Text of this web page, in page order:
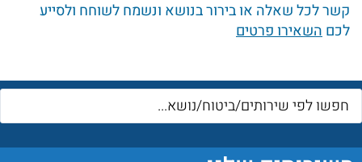
קשר לכל שאלה או בירור בנושא ונשמח לשוחח ולסייע
לכםהשאירו פרטים